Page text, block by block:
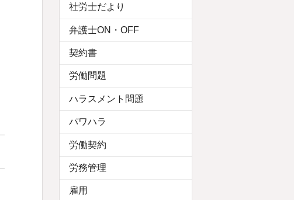
社労士だより
弁護士ON・OFF
契約書
労働問題
ハラスメント問題
パワハラ
労働契約
労務管理
雇用